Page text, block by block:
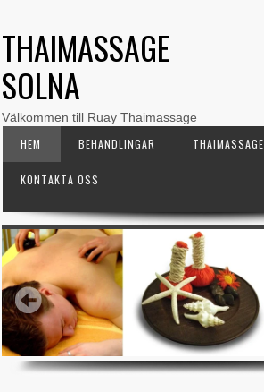
THAIMASSAGE
SOLNA
Välkommen till Ruay Thaimassage
HEM BEHANDLINGAR THAIMASSAGE
KONTAKTA OSS